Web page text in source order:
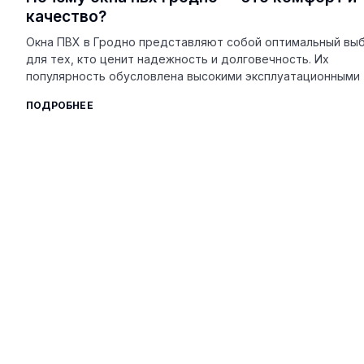
качество?
Окна ПВХ в Гродно представляют собой оптимальный
для тех, кто ценит надежность и долговечность. Их
популярность обусловлена высокими эксплуатационными
ПОДРОБНЕЕ